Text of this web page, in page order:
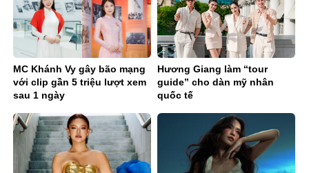
MC Khánh Vy gây bão mạng
với clip gần 5 triệu lượt xem
sau 1 ngày
Hương Giang làm “tour
guide” cho dàn mỹ nhân
quốc tế